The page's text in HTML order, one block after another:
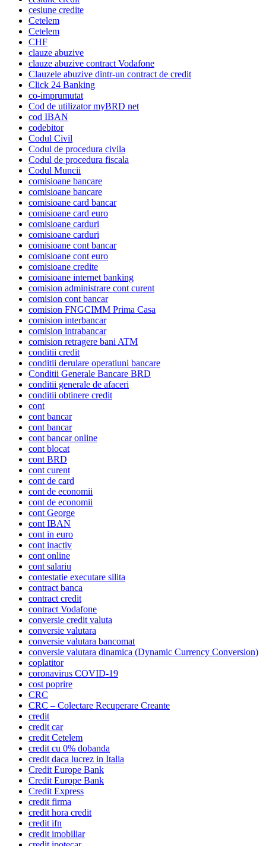
cesiune credite
Cetelem
Cetelem
CHF
clauze abuzive
clauze abuzive contract Vodafone
Clauzele abuzive dintr-un contract de credit
Click 24 Banking
co-imprumutat
Cod de utilizator myBRD net
cod IBAN
codebitor
Codul Civil
Codul de procedura civila
Codul de procedura fiscala
Codul Muncii
comisioane bancare
comisioane bancare
comisioane card bancar
comisioane card euro
comisioane carduri
comisioane carduri
comisioane cont bancar
comisioane cont euro
comisioane credite
comisioane internet banking
comision administrare cont curent
comision cont bancar
comision FNGCIMM Prima Casa
comision interbancar
comision intrabancar
comision retragere bani ATM
conditii credit
conditii derulare operatiuni bancare
Conditii Generale Bancare BRD
conditii generale de afaceri
conditii obtinere credit
cont
cont bancar
cont bancar
cont bancar online
cont blocat
cont BRD
cont curent
cont de card
cont de economii
cont de economii
cont George
cont IBAN
cont in euro
cont inactiv
cont online
cont salariu
contestatie executare silita
contract banca
contract credit
contract Vodafone
conversie credit valuta
conversie valutara
conversie valutara bancomat
conversie valutara dinamica (Dynamic Currency Conversion)
coplatitor
coronavirus COVID-19
cost poprire
CRC
CRC – Colectare Recuperare Creante
credit
credit car
credit Cetelem
credit cu 0% dobanda
credit daca lucrez in Italia
Credit Europe Bank
Credit Europe Bank
Credit Express
credit firma
credit hora credit
credit ifn
credit imobiliar